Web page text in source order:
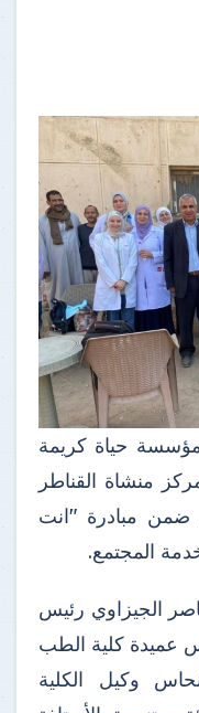
حياة كريمة
منشاة القناطر
ضمن مبادرة "انت
المجتمع.
الجيزاوي رئيس
عميدة كلية الطب
وكيل الكلية